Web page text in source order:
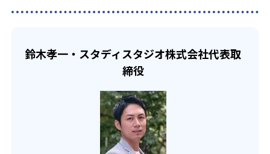
い中高生にも通室しやすい。また、教室によっては自宅か
部活や習い事と両立したい生徒向け
宿題の量や進め方に関しては、いつでも気軽に相談可能
鈴木孝一・スタディスタジオ株式会社代表取
締役